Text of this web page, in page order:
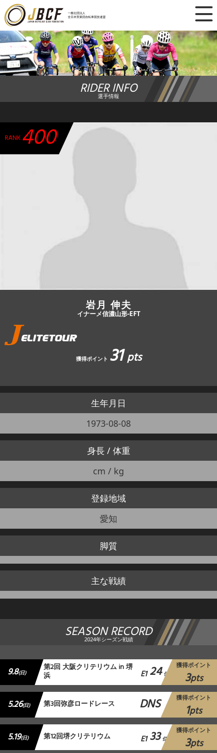
一般社団法人
全日本実業団自転車競技連盟
×
ニュース
レース日程
ランキング
チーム・選手
加盟・登録
エントリー
JBCF ROAD SERIESとは
RIDER INFO
選手情報
RANK400
岩月 伸夫
イナーメ信濃山形-EFT
獲得ポイント 31pts
生年月日
1973-08-08
身長 / 体重
cm / kg
登録地域
愛知
脚質
主な戦績
SEASON RECORD
2024年シーズン戦績
9.8(日) 第2回 大阪クリテリウム in 堺
浜 E1 24 位
獲得ポイント
3pts
5.26(日) 第3回弥彦ロードレース DNS 獲得ポイント
1pts
5.19(日) 第12回堺クリテリウム E1 33 位
獲得ポイント
3pts